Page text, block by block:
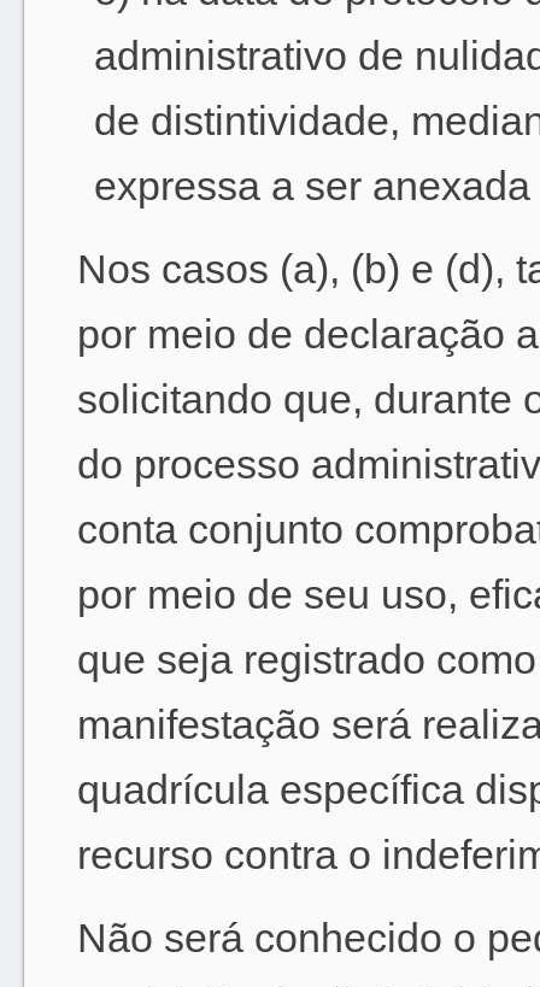
administrativo de
de distintividade,
expressa a ser
Nos casos (a), (b) e (d),
por meio de declaração
solicitando que, durante
do processo
conta conjunto
por meio de seu uso,
que seja registrado
manifestação será
quadrícula específica
recurso contra o
Não será conhecido o